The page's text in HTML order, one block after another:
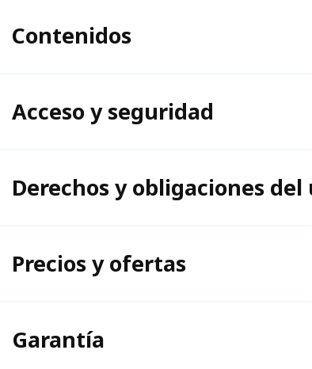
Contenidos
Acceso y seguridad
Derechos y obligaciones
Precios y ofertas
Garantía